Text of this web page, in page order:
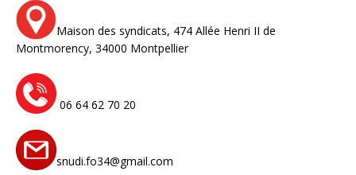
Maison des syndicats, 474 Allée Henri II de
Montmorency, 34000 Montpellier
06 64 62 70 20
snudi.fo34@gmail.com